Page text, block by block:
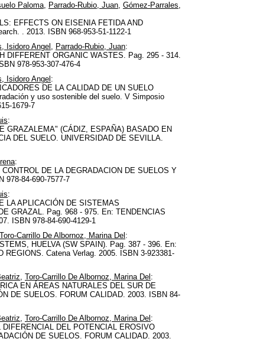
Paloma, Parrado-Rubio, Juan, Gómez-Parrales,
EFFECTS ON EISENIA FETIDA AND
. 2013. ISBN 968-953-51-1122-1
Isidoro Angel , Parrado-Rubio, Juan:
DIFFERENT ORGANIC WASTES. Pag. 295 - 314.
978-953-307-476-4
Isidoro Angel :
DE LA CALIDAD DE UN SUELO
y uso sostenible del suelo. V Simposio
1679-7
:
GRAZALEMA" (CÁDIZ, ESPAÑA) BASADO EN
DEL SUELO. UNIVERSIDAD DE SEVILLA.
:
DE LA DEGRADACION DE SUELOS Y
978-84-690-7577-7
:
LA APLICACIÓN DE SISTEMAS
GRAZAL. Pag. 968 - 975. En: TENDENCIAS
ISBN 978-84-690-4129-1
Toro-Carrillo De Albornoz, Marina Del :
HUELVA (SW SPAIN). Pag. 387 - 396. En:
Catena Verlag. 2005. ISBN 3-923381-
, Toro-Carrillo De Albornoz, Marina Del :
EN ÁREAS NATURALES DEL SUR DE
DE SUELOS. FORUM CALIDAD. 2003. ISBN 84-
, Toro-Carrillo De Albornoz, Marina Del :
DEL POTENCIAL EROSIVO
DE SUELOS. FORUM CALIDAD. 2003.